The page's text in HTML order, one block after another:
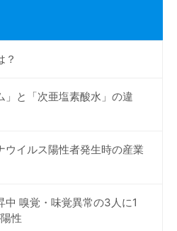
？
」と「次亜塩素酸水」の違
ウイルス陽性者発生時の産業
中 嗅覚・味覚異常の3人に1
性